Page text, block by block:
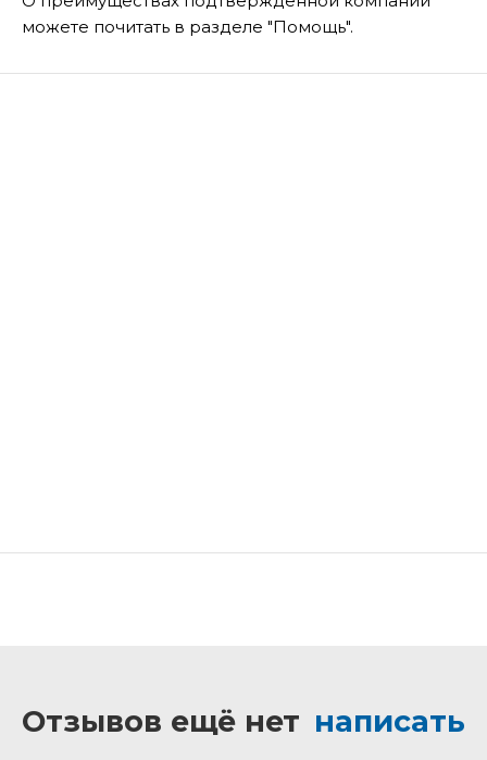
можете почитать в разделе "Помощь".
Отзывов ещё нет написать